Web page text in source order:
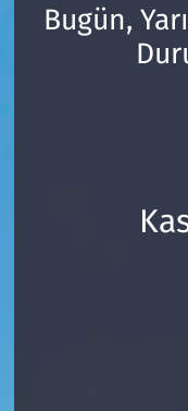
Bugün,
Bilim ve
Son Dakika